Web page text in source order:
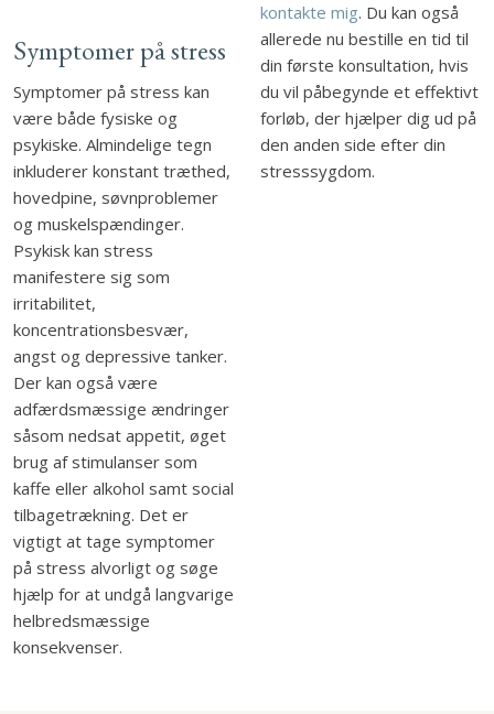
Symptomer på stress
Symptomer på stress kan
være både fysiske og
psykiske. Almindelige tegn
inkluderer konstant træthed,
hovedpine, søvnproblemer
og muskelspændinger.
Psykisk kan stress
manifestere sig som
irritabilitet,
koncentrationsbesvær,
angst og depressive tanker.
Der kan også være
adfærdsmæssige ændringer
såsom nedsat appetit, øget
brug af stimulanser som
kaffe eller alkohol samt social
tilbagetrækning. Det er
vigtigt at tage symptomer
på stress alvorligt og søge
hjælp for at undgå langvarige
helbredsmæssige
konsekvenser.
kontakte mig. Du kan også
allerede nu bestille en tid til
din første konsultation, hvis
du vil påbegynde et effektivt
forløb, der hjælper dig ud på
den anden side efter din
stresssygdom.